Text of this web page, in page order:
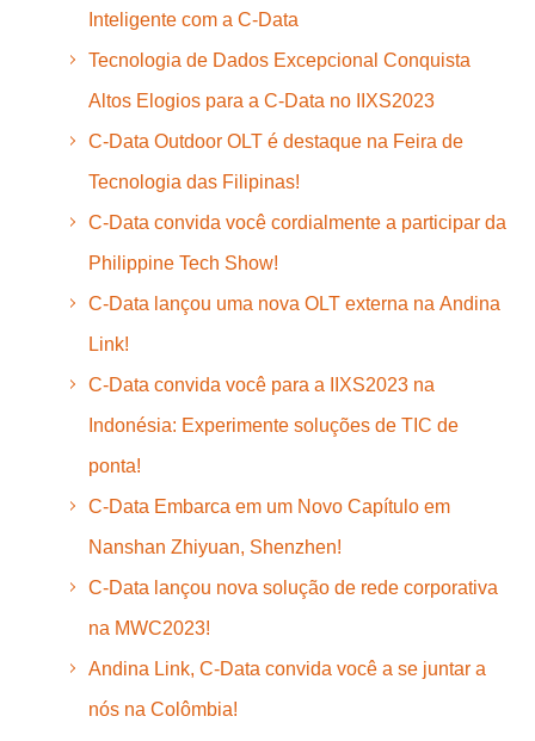
Inteligente com a C-Data
Tecnologia de Dados Excepcional Conquista
Altos Elogios para a C-Data no IIXS2023
C-Data Outdoor OLT é destaque na Feira de
Tecnologia das Filipinas!
C-Data convida você cordialmente a participar da
Philippine Tech Show!
C-Data lançou uma nova OLT externa na Andina
Link!
C-Data convida você para a IIXS2023 na
Indonésia: Experimente soluções de TIC de
ponta!
C-Data Embarca em um Novo Capítulo em
Nanshan Zhiyuan, Shenzhen!
C-Data lançou nova solução de rede corporativa
na MWC2023!
Andina Link, C-Data convida você a se juntar a
nós na Colômbia!